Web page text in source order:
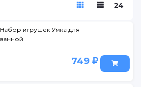
24
Набор игрушек Умка для
ванной
749